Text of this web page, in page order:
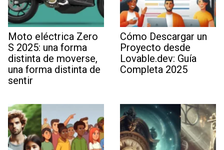
Moto eléctrica Zero
S 2025: una forma
distinta de moverse,
una forma distinta de
sentir
Cómo Descargar un
Proyecto desde
Lovable.dev: Guía
Completa 2025